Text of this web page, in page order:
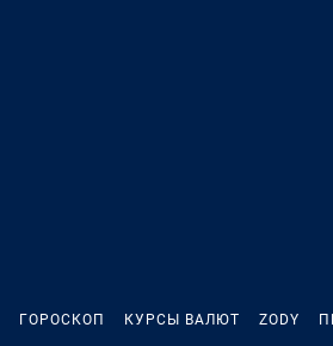
ГОРОСКОП КУРСЫ ВАЛЮТ ZODY